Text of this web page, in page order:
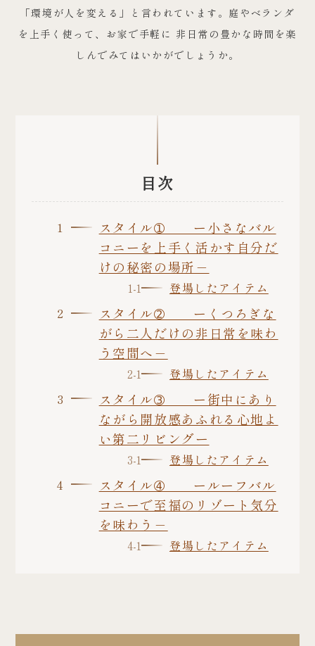
「環境が人を変える」と言われています。庭やベランダ
を上手く使って、お家で手軽に 非日常の豊かな時間を楽
しんでみてはいかがでしょうか。
目次
スタイル➀ ー小さなバル
コニーを上手く活かす自分だ
けの秘密の場所－
登場したアイテム
スタイル➁ ーくつろぎな
がら二人だけの非日常を味わ
う空間へ－
登場したアイテム
スタイル➂ ー街中にあり
ながら開放感あふれる心地よ
い第二リビングー
登場したアイテム
スタイル➃ ールーフバル
コニーで至福のリゾート気分
を味わう－
登場したアイテム